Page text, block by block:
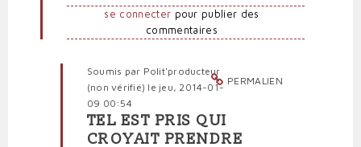
se connecter pour publier des
commentaires
PERMALIEN
Soumis par Polit'producteur
(non vérifié) le jeu, 2014-01-
09 00:54
En
TEL EST PRIS QUI
CROYAIT PRENDRE